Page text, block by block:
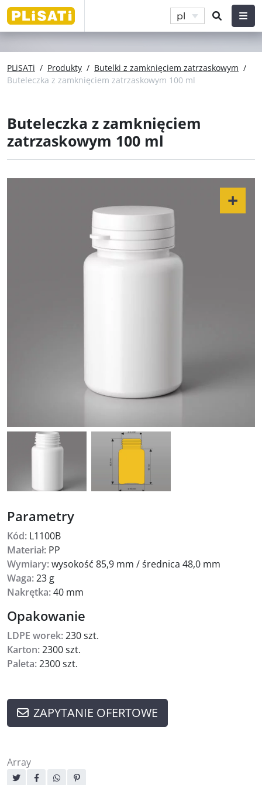
pl
PLiSATi / Produkty / Butelki z zamknięciem zatrzaskowym /
Buteleczka z zamknięciem zatrzaskowym 100 ml
Buteleczka z zamknięciem
zatrzaskowym 100 ml
Parametry
Kód: L1100B
Materiał: PP
Wymiary:wysokość 85,9 mm / średnica 48,0 mm
Waga:23 g
Nakrętka:40 mm
Opakowanie
LDPE worek:230 szt.
Karton:2300 szt.
Paleta:2300 szt.
ZAPYTANIE OFERTOWE
Dzielenie
Array